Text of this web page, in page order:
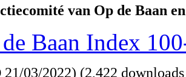
van Op de Baan
Baan Index
21/03/2022) (2,422